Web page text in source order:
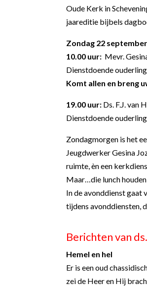
Oude Kerk in
jaareditie bijbels
Zondag 22
10.00 uur: Mevr.
Dienstdoende
Komt allen en breng
19.00 uur: Ds. F.J. van
Dienstdoende
Zondagmorgen is het
Jeugdwerker Gesina
ruimte, èn een
Maar…die lunch
In de avonddienst gaat
tijdens avonddiensten,
Berichten van
Hemel en hel
Er is een oud
zei de Heer en Hij